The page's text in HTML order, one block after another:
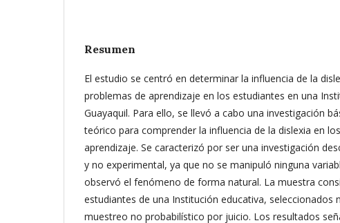
Resumen
El estudio se centró en determinar la influencia de la
problemas de aprendizaje en los estudiantes en una
Guayaquil. Para ello, se llevó a cabo una investigación
teórico para comprender la influencia de la dislexia en
aprendizaje. Se caracterizó por ser una investigación
y no experimental, ya que no se manipuló ninguna
observó el fenómeno de forma natural. La muestra
estudiantes de una Institución educativa, seleccionados
muestreo no probabilístico por juicio. Los resultados